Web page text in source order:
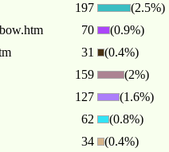
197
(2.5%)
70
(0.9%)
31
(0.4%)
159
(2%)
127
(1.6%)
62
(0.8%)
34
(0.4%)